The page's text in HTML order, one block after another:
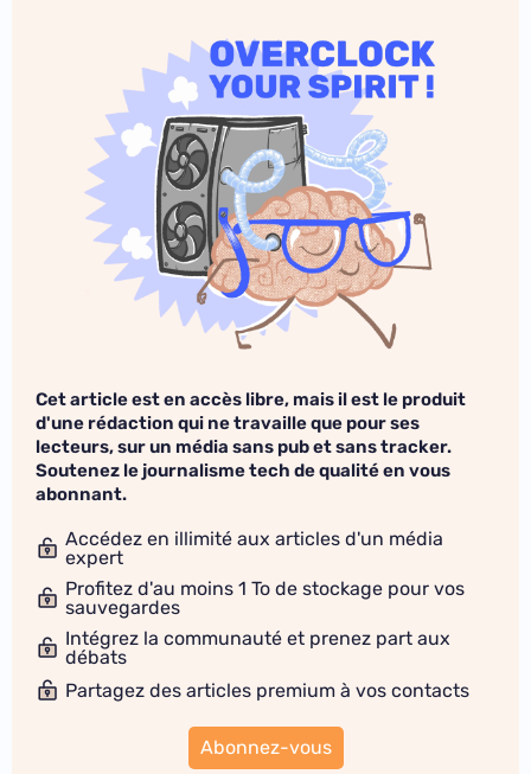
Cet article est en accès libre, mais il est le produit
d'une rédaction qui ne travaille que pour ses
lecteurs, sur un média sans pub et sans tracker.
Soutenez le journalisme tech de qualité en vous
abonnant.
Accédez en illimité aux articles d'un média
expert
Profitez d'au moins 1 To de stockage pour vos
sauvegardes
Intégrez la communauté et prenez part aux
débats
Partagez des articles premium à vos contacts
Abonnez-vous